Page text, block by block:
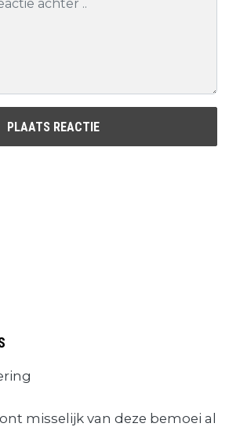
PLAATS REACTIE
misselijk van deze bemoei al